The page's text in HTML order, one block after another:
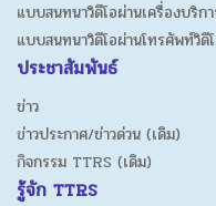
แบบสนทนาวิดีโอผ่านเครื่องบริ
แบบสนทนาวิดีโอผ่านโทรศัพท์วิดี
ประชาสัมพันธ์
ข่าว
ข่าวประกาศ/ข่าวด่วน (เดิม)
กิจกรรม TTRS (เดิม)
รู้จัก TTRS